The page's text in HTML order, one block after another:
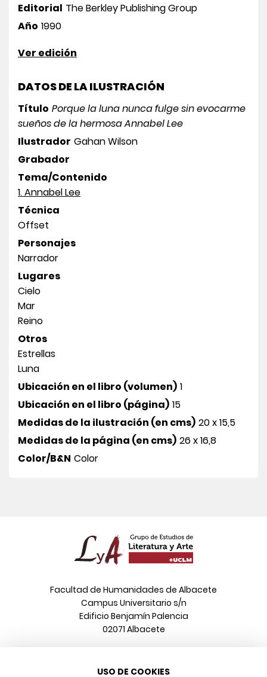
Editorial The Berkley Publishing Group
Año 1990
Ver edición
DATOS DE LA ILUSTRACIÓN
Título Porque la luna nunca fulge sin evocarme
sueños de la hermosa Annabel Lee
Ilustrador Gahan Wilson
Grabador
Tema/Contenido
1. Annabel Lee
Técnica
Offset
Personajes
Narrador
Lugares
Cielo
Mar
Reino
Otros
Estrellas
Luna
Ubicación en el libro (volumen) 1
Ubicación en el libro (página) 15
Medidas de la ilustración (en cms) 20 x 15,5
Medidas de la página (en cms) 26 x 16,8
Color/B&N Color
Facultad de Humanidades de Albacete
Campus Universitario s/n
Edificio Benjamín Palencia
02071 Albacete
967 599 376
USO DE COOKIES